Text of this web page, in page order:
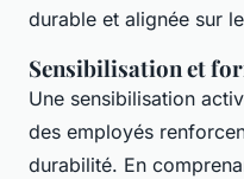
durable et alignée sur
Sensibilisation et
Une sensibilisation
des employés
durabilité. En